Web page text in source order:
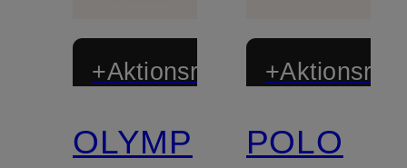
+Aktionsrabatt
Zertifiziert
OLYMP
POLO